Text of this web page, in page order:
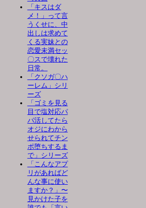
「キスはダ
メ！」って言
うくせに、中
出しは求めて
くる実妹との
恋愛未満セッ
〇スで壊れた
日常。
「クソガ〇ハ
ーレム」シリ
ーズ
「ゴミを見る
目で塩対応パ
パ活してたら
オジにわから
せられてチン
ポ堕ちするま
で」シリーズ
「こんなアプ
リがあればど
んな事に使い
ますか？」〜
見かけた子を